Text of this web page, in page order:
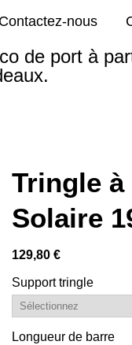
Contactez-nous
de port à
Tringle
Solaire
129,80 €
Support tringle
Longueur de barre